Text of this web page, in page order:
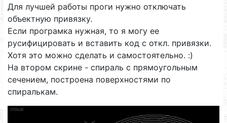
Для лучшей работы проги нужно отключать
объектную привязку.
Если програмка нужная, то я могу ее
русифицировать и вставить код с откл. привязки.
Хотя это можно сделать и самостоятельно. :)
На втором скрине - спираль с прямоугольным
сечением, построена поверхностями по
спиралькам.